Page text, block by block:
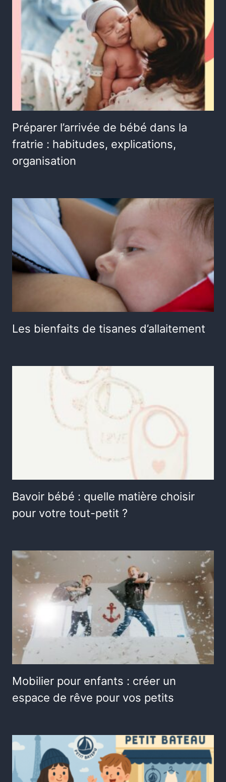
Préparer l’arrivée de bébé dans la
fratrie : habitudes, explications,
organisation
Les bienfaits de tisanes d’allaitement
Bavoir bébé : quelle matière choisir
pour votre tout-petit ?
Mobilier pour enfants : créer un
espace de rêve pour vos petits